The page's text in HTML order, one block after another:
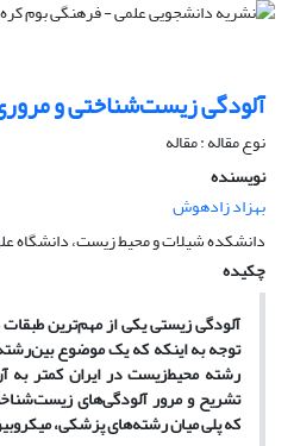
آلودگی زیست‌شناختی و
نوع مقاله : مقاله
نویسنده
بهزاد زادهوش
دانشکده شیلات و محیط زیست، دانشگاه
چکیده
آلودگی‌ زیستی یکی از مهم‌ترین طبقات
توجه به اینکه که یک موضوع
رشته محیط‌زیست در ایران کمتر به
تشریح و مرور آلودگی‌های
که پلی میان رشته‌های پزشکی،